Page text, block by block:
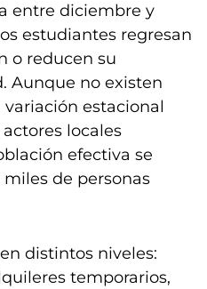
entre diciembre y
estudiantes regresan
o reducen su
Aunque no existen
estacional
locales
efectiva se
de personas
distintos niveles:
temporarios,